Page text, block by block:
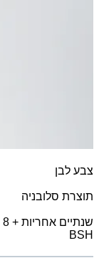
צבע לבן
תוצרת סלובניה
BSH